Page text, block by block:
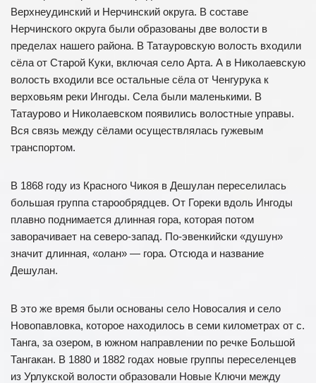
Верхнеудинский и Нерчинский округа. В составе
Нерчинского округа были образованы две волости в
пределах нашего района. В Татауровскую волость входили
сёла от Старой Куки, включая село Арта. А в Николаевскую
волость входили все остальные сёла от Ченгурука к
верховьям реки Ингоды. Села были маленькими. В
Татаурово и Николаевском появились волостные управы.
Вся связь между сёлами осуществлялась гужевым
транспортом.
В 1868 году из Красного Чикоя в Дешулан переселилась
большая группа старообрядцев. От Гореки вдоль Ингоды
плавно поднимается длинная гора, которая потом
заворачивает на северо-запад. По-эвенкийски «душун»
значит длинная, «олан» — гора. Отсюда и название
Дешулан.
В это же время были основаны село Новосалия и село
Новопавловка, которое находилось в семи километрах от с.
Танга, за озером, в южном направлении по речке Большой
Тангакан. В 1880 и 1882 годах новые группы переселенцев
из Урлукской волости образовали Новые Ключи между